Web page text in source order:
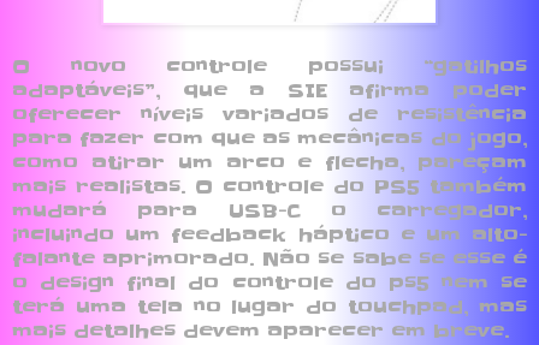
O novo controle possui “gatilhos
adaptáveis”, que a SIE afirma poder
oferecer níveis variados de resistência
para fazer com que as mecânicas do jogo,
como atirar um arco e flecha, pareçam
mais realistas. O controle do PS5 também
mudará para USB-C o carregador,
incluindo um feedback háptico e um alto-
falante aprimorado. Não se sabe se esse é
o design final do controle do ps5 nem se
terá uma tela no lugar do touchpad, mas
mais detalhes devem aparecer em breve.